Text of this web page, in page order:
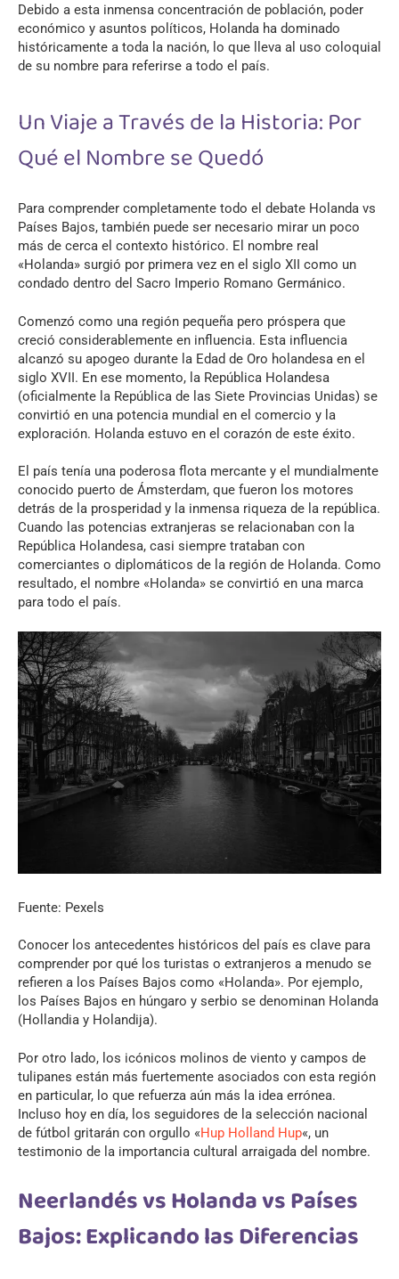
Debido a esta inmensa concentración de población, poder
económico y asuntos políticos, Holanda ha dominado
históricamente a toda la nación, lo que lleva al uso coloquial
de su nombre para referirse a todo el país.
Un Viaje a Través de la Historia: Por
Qué el Nombre se Quedó
Para comprender completamente todo el debate Holanda vs
Países Bajos, también puede ser necesario mirar un poco
más de cerca el contexto histórico. El nombre real
«Holanda» surgió por primera vez en el siglo XII como un
condado dentro del Sacro Imperio Romano Germánico.
Comenzó como una región pequeña pero próspera que
creció considerablemente en influencia. Esta influencia
alcanzó su apogeo durante la Edad de Oro holandesa en el
siglo XVII. En ese momento, la República Holandesa
(oficialmente la República de las Siete Provincias Unidas) se
convirtió en una potencia mundial en el comercio y la
exploración. Holanda estuvo en el corazón de este éxito.
El país tenía una poderosa flota mercante y el mundialmente
conocido puerto de Ámsterdam, que fueron los motores
detrás de la prosperidad y la inmensa riqueza de la república.
Cuando las potencias extranjeras se relacionaban con la
República Holandesa, casi siempre trataban con
comerciantes o diplomáticos de la región de Holanda. Como
resultado, el nombre «Holanda» se convirtió en una marca
para todo el país.
Fuente: Pexels
Conocer los antecedentes históricos del país es clave para
comprender por qué los turistas o extranjeros a menudo se
refieren a los Países Bajos como «Holanda». Por ejemplo,
los Países Bajos en húngaro y serbio se denominan Holanda
(Hollandia y Holandija).
Por otro lado, los icónicos molinos de viento y campos de
tulipanes están más fuertemente asociados con esta región
en particular, lo que refuerza aún más la idea errónea.
Incluso hoy en día, los seguidores de la selección nacional
de fútbol gritarán con orgullo «Hup Holland Hup«, un
testimonio de la importancia cultural arraigada del nombre.
Neerlandés vs Holanda vs Países
Bajos: Explicando las Diferencias